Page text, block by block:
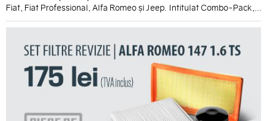
Fiat, Fiat Professional, Alfa Romeo și Jeep. Intitulat Combo-Pack,
noul produs reuneşte într-un ambalaj personalizat toate
elementele necesare realizării unei revizii curente. Combo-Pack
este realizat în funcţie de modelul şi de tipul de motorizare al
autovehiculului şi vine astfel, în întâmpinarea tuturor nevoilor
clientului, asigurând un set de beneficii majore printre care: